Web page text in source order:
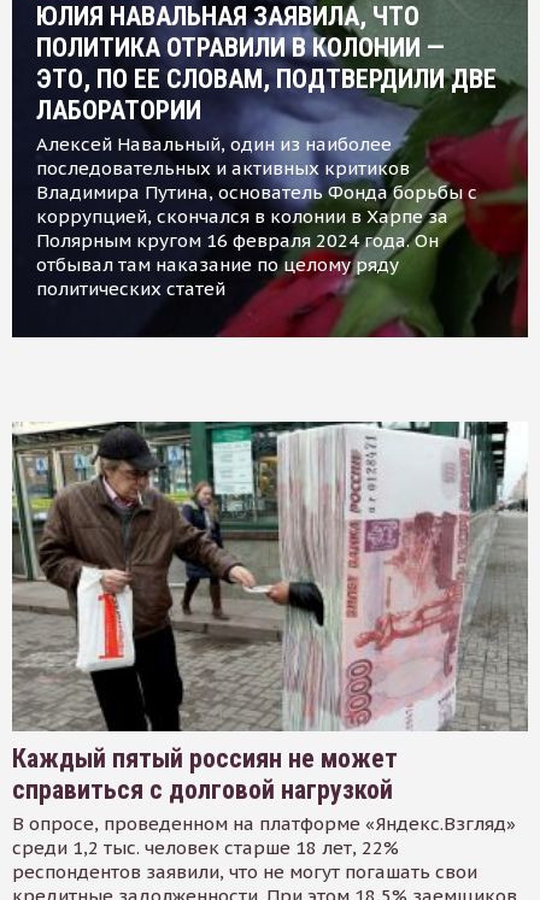
ЮЛИЯ НАВАЛЬНАЯ ЗАЯВИЛА, ЧТО
ПОЛИТИКА ОТРАВИЛИ В КОЛОНИИ —
ЭТО, ПО ЕЕ СЛОВАМ, ПОДТВЕРДИЛИ ДВЕ
ЛАБОРАТОРИИ
Алексей Навальный, один из наиболее
последовательных и активных критиков
Владимира Путина, основатель Фонда борьбы с
коррупцией, скончался в колонии в Харпе за
Полярным кругом 16 февраля 2024 года. Он
отбывал там наказание по целому ряду
политических статей
Каждый пятый россиян не может
справиться с долговой нагрузкой
В опросе, проведенном на платформе «Яндекс.Взгляд»
среди 1,2 тыс. человек старше 18 лет, 22%
респондентов заявили, что не могут погашать свои